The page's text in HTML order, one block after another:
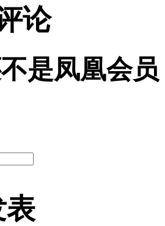
论
是凤凰会
表